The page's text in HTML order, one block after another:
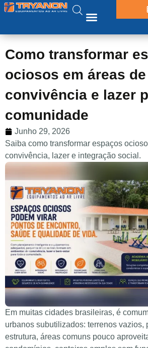
Como transformar
ociosos em áreas de
convivência e lazer
comunidade
Junho 29, 2026
Saiba como transformar espaços
convivência, lazer e integração social.
Em muitas cidades brasileiras, é
urbanos subutilizados: terrenos vazios,
estrutura, áreas comuns pouco